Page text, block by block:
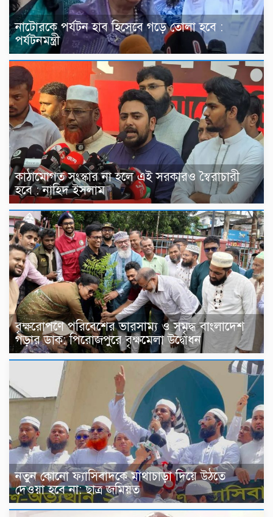
নাটোরকে পর্যটন হাব হিসেবে গড়ে তোলা হবে :
পর্যটনমন্ত্রী
কাঠামোগত সংস্কার না হলে এই সরকারও স্বৈরাচারী
হবে : নাহিদ ইসলাম
বৃক্ষরোপণে পরিবেশের ভারসাম্য ও সমৃদ্ধ বাংলাদেশ
গড়ার ডাক: পিরোজপুরে বৃক্ষমেলা উদ্বোধন
নতুন কোনো ফ্যাসিবাদকে মাথাচাড়া দিয়ে উঠতে
দেওয়া হবে না: ছাত্র জমিয়ত